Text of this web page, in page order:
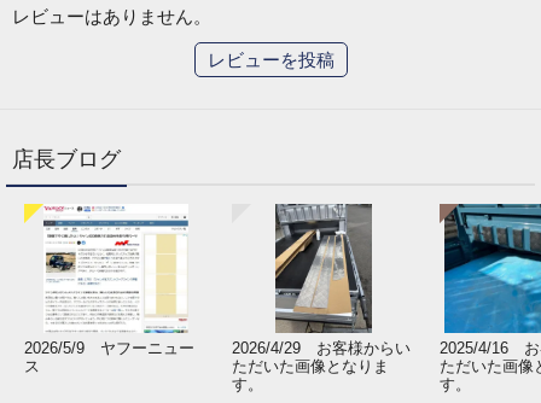
レビューはありません。
レビューを投稿
店長ブログ
2026/5/9 ヤフーニュー
ス
2026/4/29 お客様からい
ただいた画像となりま
す。
2025/4/16 お
ただいた画像
す。